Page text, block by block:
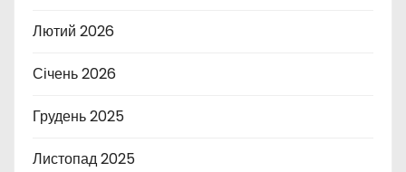
Лютий 2026
Січень 2026
Грудень 2025
Листопад 2025